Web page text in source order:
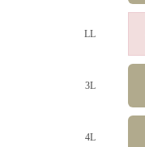
LL
3L
4L